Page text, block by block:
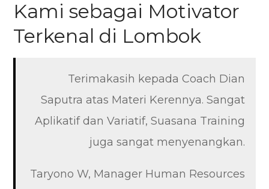
Kami sebagai Motivator
Terkenal di Lombok
Terimakasih kepada Coach Dian
Saputra atas Materi Kerennya. Sangat
Aplikatif dan Variatif, Suasana Training
juga sangat menyenangkan.
Taryono W, Manager Human Resources